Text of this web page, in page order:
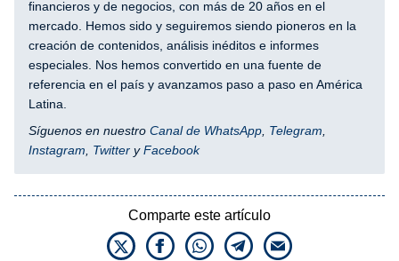
financieros y de negocios, con más de 20 años en el
mercado. Hemos sido y seguiremos siendo pioneros en la
creación de contenidos, análisis inéditos e informes
especiales. Nos hemos convertido en una fuente de
referencia en el país y avanzamos paso a paso en América
Latina.
Síguenos en nuestro Canal de WhatsApp, Telegram,
Instagram, Twitter yFacebook
Comparte este artículo